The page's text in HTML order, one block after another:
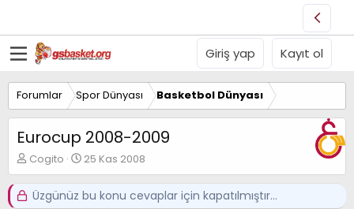
Giriş yap Kayıt ol
Forumlar Spor Dünyası Basketbol Dünyası
Eurocup 2008-2009
K
o
n
u
Cogito
B
a
ş
l
25 Kas 2008
Üzgünüz bu konu cevaplar için kapatılmıştır...